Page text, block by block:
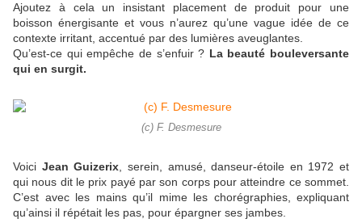
Ajoutez à cela un insistant placement de produit pour une
boisson énergisante et vous n’aurez qu’une vague idée de ce
contexte irritant, accentué par des lumières aveuglantes.
Qu’est-ce qui empêche de s’enfuir ? La beauté bouleversante
qui en surgit.
(c) F. Desmesure
Voici Jean Guizerix , serein, amusé, danseur-étoile en 1972 et
qui nous dit le prix payé par son corps pour atteindre ce sommet.
C’est avec les mains qu’il mime les chorégraphies, expliquant
qu’ainsi il répétait les pas, pour épargner ses jambes.